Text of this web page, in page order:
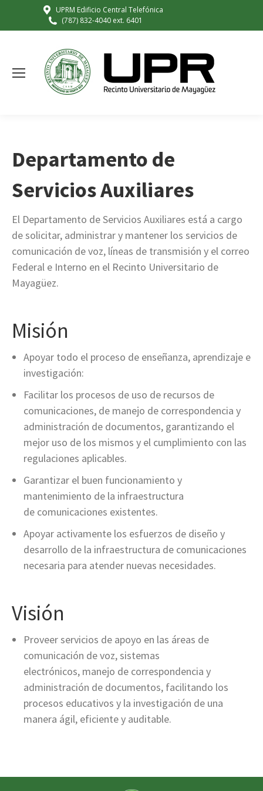
UPRM Edificio Central Telefónica
(787) 832-4040 ext. 6401
Departamento de
Servicios Auxiliares
El Departamento de Servicios Auxiliares está a cargo
de solicitar, administrar y mantener los servicios de
comunicación de voz, líneas de transmisión y el correo
Federal e Interno en el Recinto Universitario de
Mayagüez.
Misión
Apoyar todo el proceso de enseñanza, aprendizaje e
investigación:
Facilitar los procesos de uso de recursos de
comunicaciones, de manejo de correspondencia y
administración de documentos, garantizando el
mejor uso de los mismos y el cumplimiento con las
regulaciones aplicables.
Garantizar el buen funcionamiento y
mantenimiento de la infraestructura
de comunicaciones existentes.
Apoyar activamente los esfuerzos de diseño y
desarrollo de la infraestructura de comunicaciones
necesaria para atender nuevas necesidades.
Visión
Proveer servicios de apoyo en las áreas de
comunicación de voz, sistemas
electrónicos, manejo de correspondencia y
administración de documentos, facilitando los
procesos educativos y la investigación de una
manera ágil, eficiente y auditable.